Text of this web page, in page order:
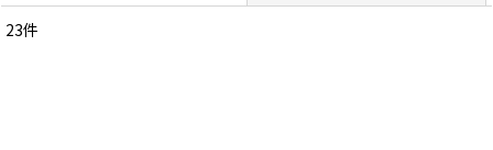
商品検索
23件